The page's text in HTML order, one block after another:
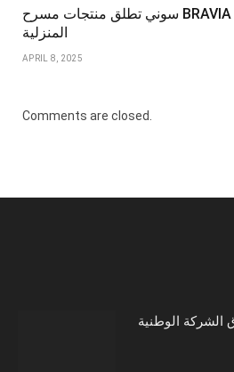
سوني تطلق منتجات مسرح BRAVIA لتعزيز تجربة السينما
المنزلية
APRIL 8, 2025
Comments are closed.
الشركة الوطنية